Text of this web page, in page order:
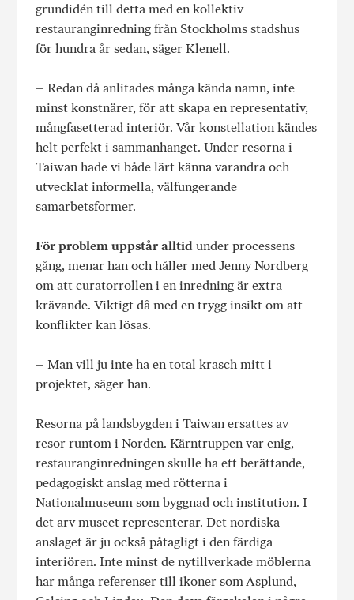
grundidén till detta med en kollektiv
restauranginredning från Stockholms stadshus
för hundra år sedan, säger Klenell.
– Redan då anlitades många kända namn, inte
minst konstnärer, för att skapa en representativ,
mångfasetterad interiör. Vår konstellation kändes
helt perfekt i sammanhanget. Under resorna i
Taiwan hade vi både lärt känna varandra och
utvecklat informella, välfungerande
samarbetsformer.
För problem uppstår alltidunder processens
gång, menar han och håller med Jenny Nordberg
om att curatorrollen i en inredning är extra
krävande. Viktigt då med en trygg insikt om att
konflikter kan lösas.
– Man vill ju inte ha en total krasch mitt i
projektet, säger han.
Resorna på landsbygden i Taiwan ersattes av
resor runtom i Norden. Kärntruppen var enig,
restauranginredningen skulle ha ett berättande,
pedagogiskt anslag med rötterna i
Nationalmuseum som byggnad och institution. I
det arv museet representerar. Det nordiska
anslaget är ju också påtagligt i den färdiga
interiören. Inte minst de nytillverkade möblerna
har många referenser till ikoner som Asplund,